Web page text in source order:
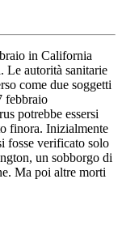
in California
Le autorità sanitarie
come due soggetti
febbraio
potrebbe essersi
finora. Inizialmente
fosse verificato solo
un sobborgo di
Ma poi altre morti